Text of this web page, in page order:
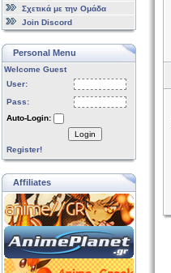
Σχετικά με την Ομάδα
Join Discord
Personal Menu
Welcome Guest
User:
Pass:
Auto-Login:
Login
Register!
Affiliates